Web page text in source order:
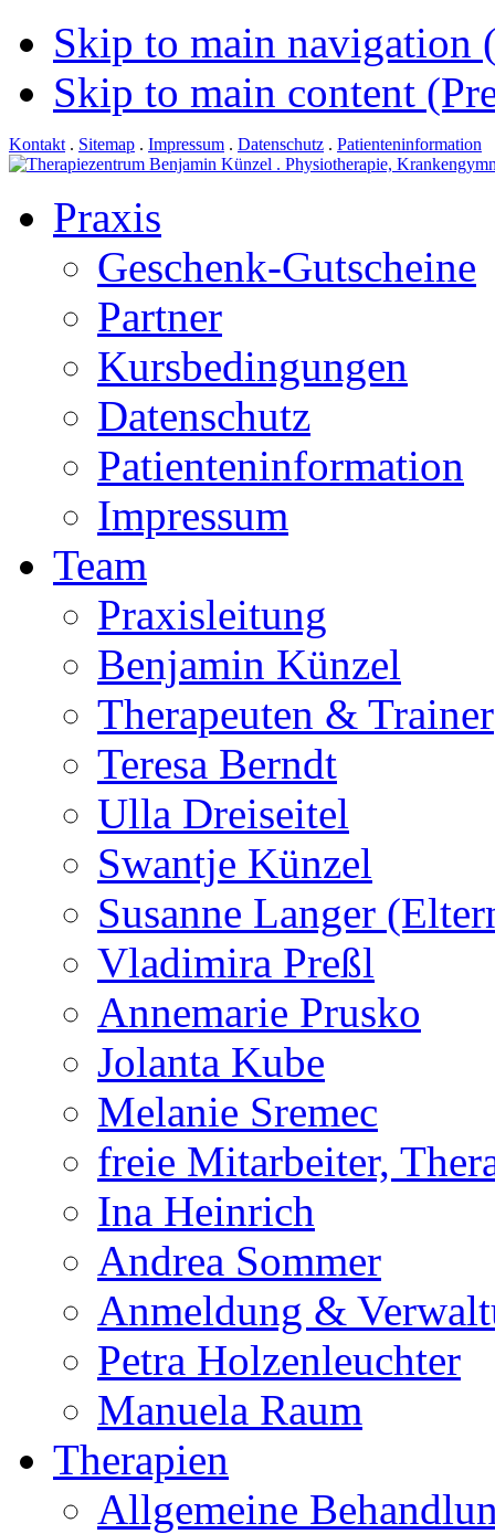
Skip to main navigation
Skip to main content
Kontakt . Sitemap . Impressum . Datenschutz . Patienteninformation
Praxis
Geschenk-Gutscheine
Partner
Kursbedingungen
Datenschutz
Patienteninformation
Impressum
Team
Praxisleitung
Benjamin Künzel
Therapeuten & Trainer
Teresa Berndt
Ulla Dreiseitel
Swantje Künzel
Susanne Langer
Vladimira Preßl
Annemarie Prusko
Jolanta Kube
Melanie Sremec
freie Mitarbeiter,
Ina Heinrich
Andrea Sommer
Anmeldung &
Petra Holzenleuchter
Manuela Raum
Therapien
Allgemeine